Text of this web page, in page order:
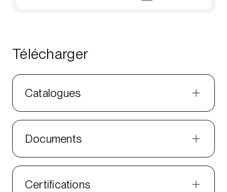
Télécharger
Catalogues
Documents
Certifications